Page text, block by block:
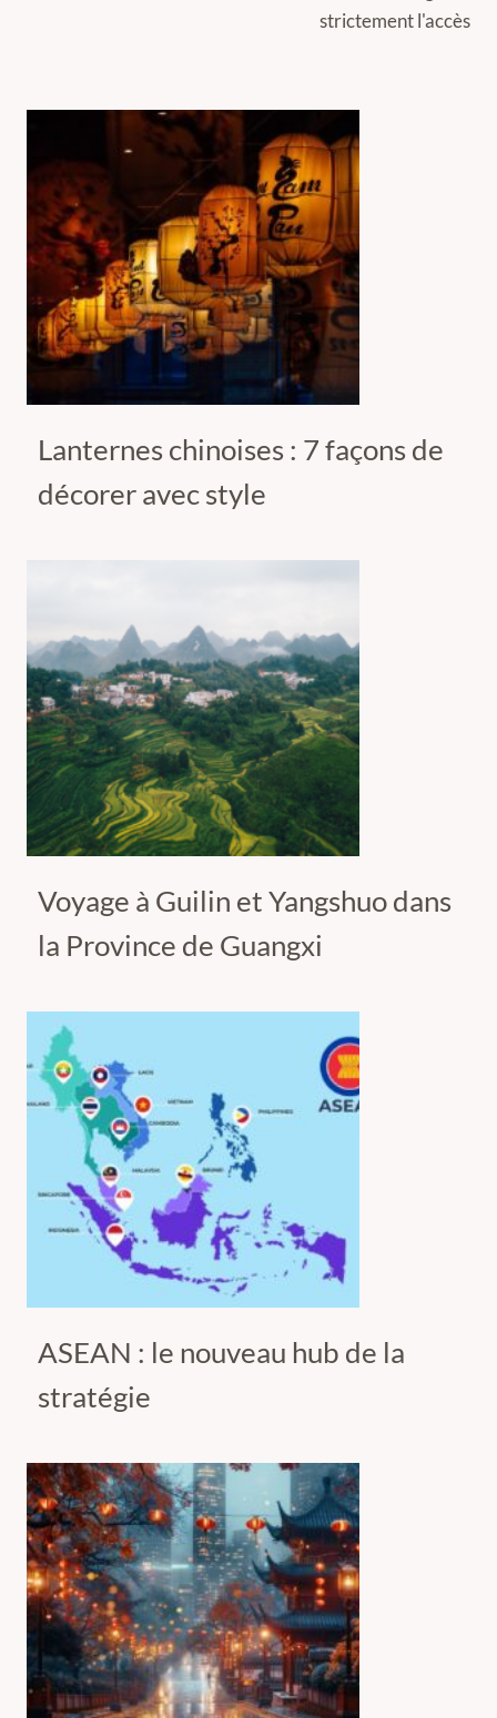
strictement l'accès
Lanternes chinoises : 7 façons de
décorer avec style
Voyage à Guilin et Yangshuo dans
la Province de Guangxi
ASEAN : le nouveau hub de la
stratégie